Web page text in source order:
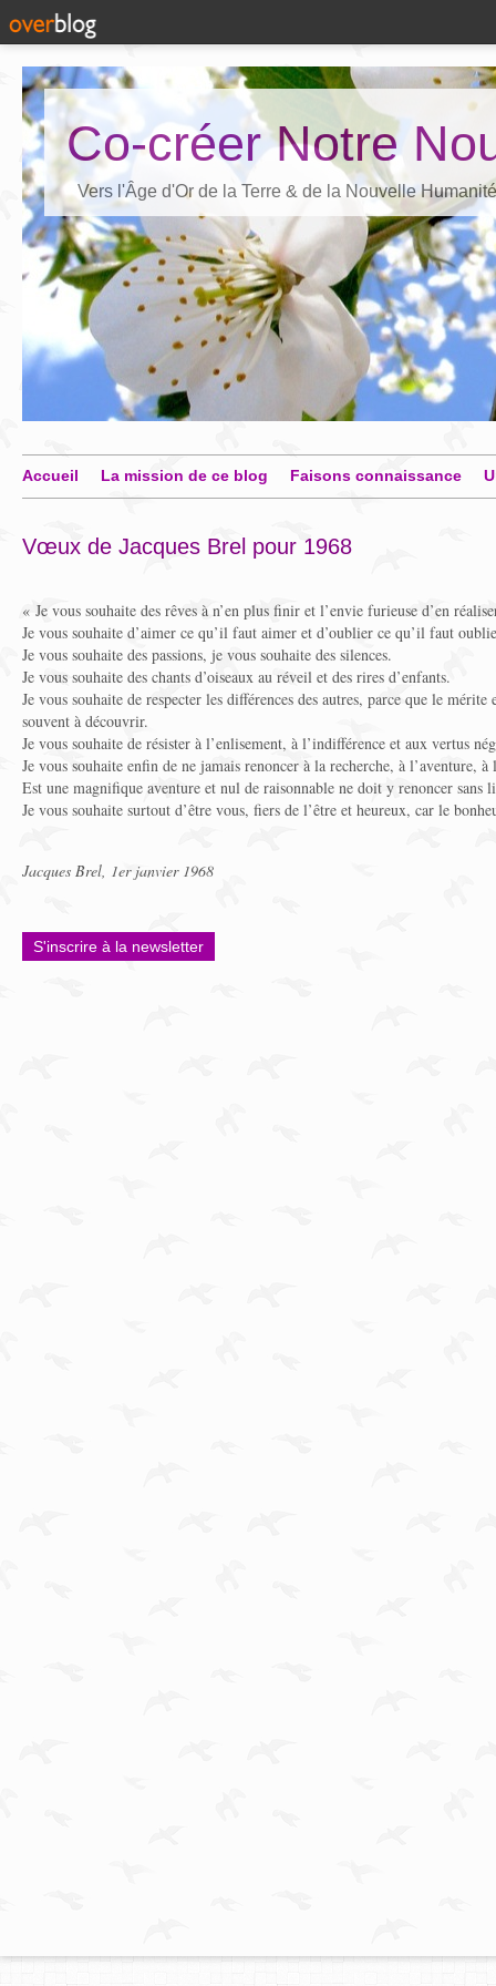
Co-créer Notre
Vers l'Âge d'Or de la Terre & de la Nouvelle Humanité
Accueil La mission de ce blog Faisons connaissance
Vœux de Jacques Brel pour 1968
« Je vous souhaite des rêves à n’en plus finir et l’envie furieuse d’en
Je vous souhaite d’aimer ce qu’il faut aimer et d’oublier ce qu’il faut
Je vous souhaite des passions, je vous souhaite des silences.
Je vous souhaite des chants d’oiseaux au réveil et des rires d’enfants.
Je vous souhaite de respecter les différences des autres, parce que le
souvent à découvrir.
Je vous souhaite de résister à l’enlisement, à l’indifférence et aux vertus
Je vous souhaite enfin de ne jamais renoncer à la recherche, à l’aventure,
Est une magnifique aventure et nul de raisonnable ne doit y renoncer sans
Je vous souhaite surtout d’être vous, fiers de l’être et heureux, car le
Jacques Brel, 1er janvier 1968
S'inscrire à la newsletter